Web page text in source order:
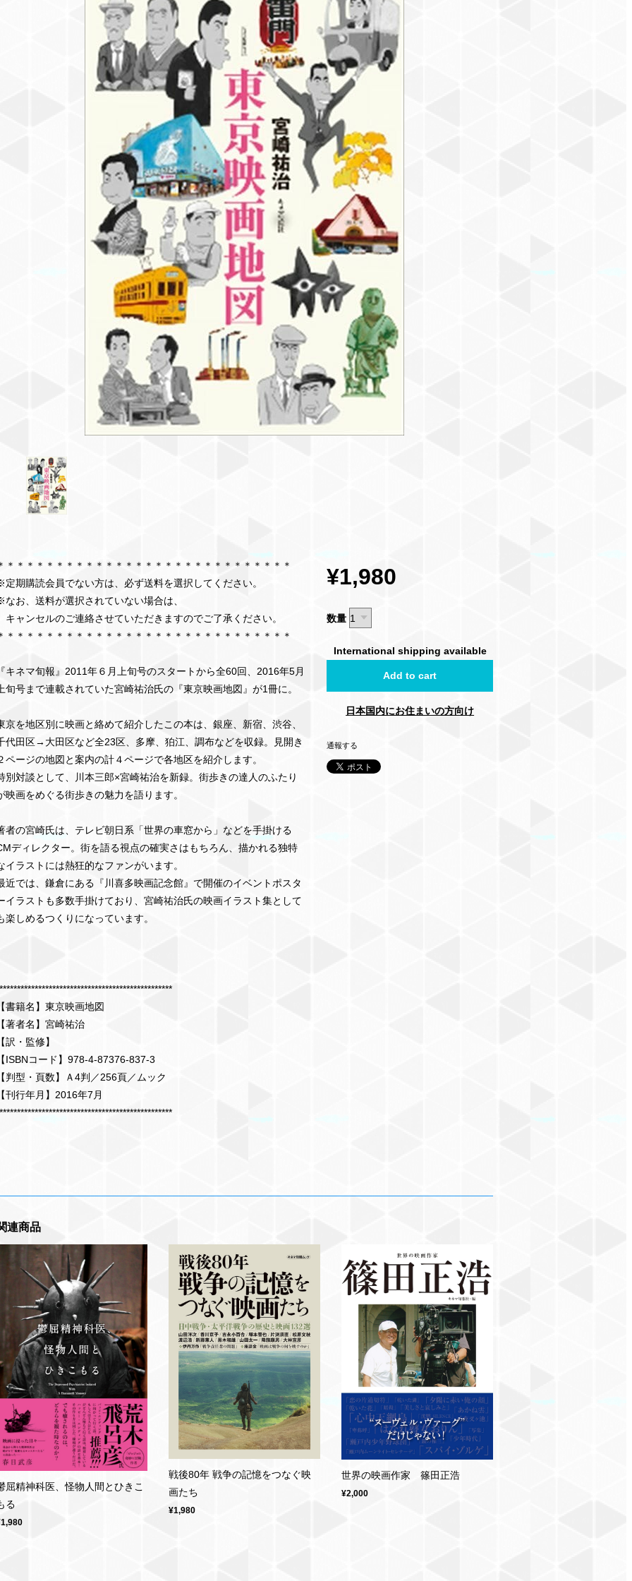
＊＊＊＊＊＊＊＊＊＊＊＊＊＊＊＊＊＊＊＊＊＊＊＊＊＊＊＊＊
期購読会員でない方は、必ず送料を選択してください。
お、送料が選択されていない場合は、
ャンセルのご連絡させていただきますのでご了承ください。
＊＊＊＊＊＊＊＊＊＊＊＊＊＊＊＊＊＊＊＊＊＊＊＊＊＊＊＊＊
キネマ旬報』2011年６月上旬号のスタートから全60回、2016年5月
旬号まで連載されていた宮崎祐治氏の『東京映画地図』が1冊に。
京を地区別に映画と絡めて紹介したこの本は、銀座、新宿、渋谷、
代田区→大田区など全23区、多摩、狛江、調布などを収録。見開き
ページの地図と案内の計４ページで各地区を紹介します。
別対談として、川本三郎×宮崎祐治を新録。街歩きの達人のふたり
映画をめぐる街歩きの魅力を語ります。
者の宮崎氏は、テレビ朝日系「世界の車窓から」などを手掛ける
ディレクター。街を語る視点の確実さはもちろん、描かれる独特
イラストには熱狂的なファンがいます。
近では、鎌倉にある『川喜多映画記念館』で開催のイベントポスタ
イラストも多数手掛けており、宮崎祐治氏の映画イラスト集として
楽しめるつくりになっています。
書籍名】東京映画地図
著者名】宮崎祐治
訳・監修】
ISBNコード】978-4-87376-837-3
判型・頁数】Ａ4判／256頁／ムック
刊行年月】2016年7月
¥1,980
数量
International shipping available
Add to cart
日本国内にお住まいの方向け
通報する
連商品
屈精神科医、怪物人間とひきこ
る
戦後80年 戦争の記憶をつなぐ映
画たち
¥1,980
世界の映画作家 篠田正浩
¥2,000